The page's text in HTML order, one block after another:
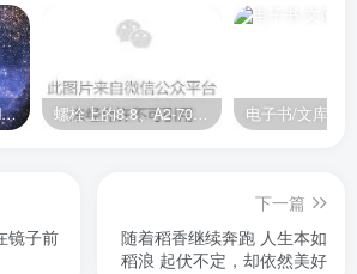
5000多本英文原著MOBI+AZW3格式电子书百度云网盘打包下载 螺栓上的8.8、A2-70是什么意思？ 电子书/文库
镜子前
下一篇
随着稻香继续奔跑 人生本如
稻浪 起伏不定，却依然美好